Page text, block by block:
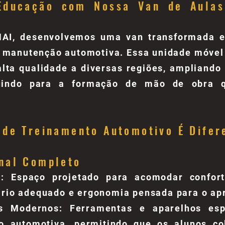
com Nossa Van de
desenvolvemos uma van transformada
automotiva. Essa unidade
qualidade a diversas regiões, ampliando
para a formação de mão de obra
de Treinamento Automotivo É
Completo
Espaço projetado para acomodar
adequado e ergonomia pensada para o
Modernos: Ferramentas e aparelhos